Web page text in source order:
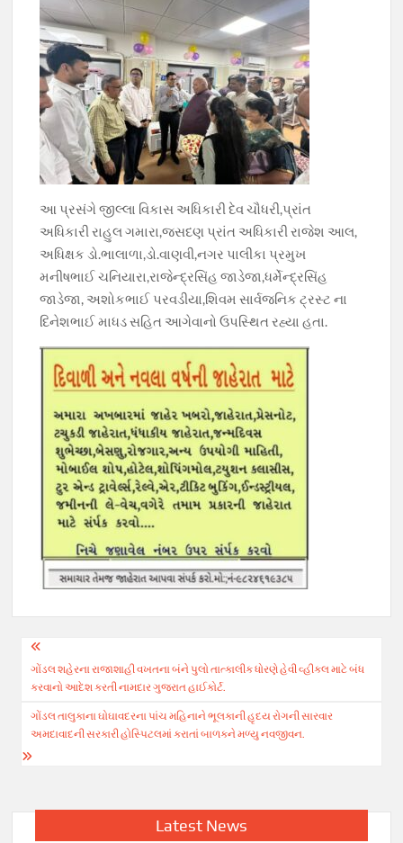
આ પ્રસંગે જીલ્લા વિકાસ અધિકારી દેવ ચૌધરી,પ્રાંત
અધિકારી રાહુલ ગમારા,જસદણ પ્રાંત અધિકારી રાજેશ આલ,
અધિક્ષક ડો.ભાલાળા,ડો.વાણવી,નગર પાલીકા પ્રમુખ
મનીષભાઈ ચનિયારા,રાજેન્દ્રસિંહ જાડેજા,ધર્મેન્દ્રસિંહ
જાડેજા, અશોકભાઈ પરવડીયા,શિવમ સાર્વજનિક ટ્રસ્ટ ના
દિનેશભાઈ માધડ સહિત આગેવાનો ઉપસ્થિત રહ્યા હતા.
Post
navigation
ગોંડલ શહેરના રાજાશાહી વખતના બંને પુલો તાત્કાલીક ધોરણે હેવી વ્હીકલ માટે બંધ
કરવાનો આદેશ કરતી નામદાર ગુજરાત હાઈકોર્ટ.
ગોંડલ તાલુકાના ઘોઘાવદરના પાંચ મહિનાને ભૂલકાની હૃદય રોગની સારવાર
અમદાવાદની સરકારી હોસ્પિટલમાં કરાતાં બાળકને મળ્યુ નવજીવન.
Latest News